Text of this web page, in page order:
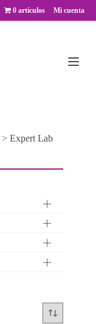
Mi cuenta
0 artículos
> Expert Lab